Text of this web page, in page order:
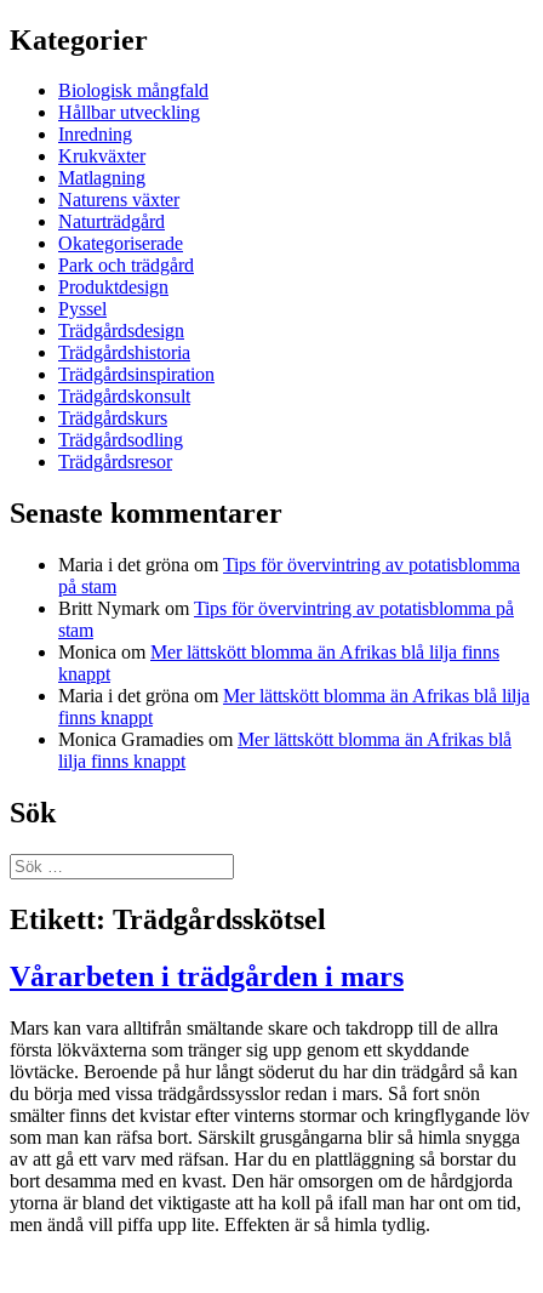
Kategorier
Biologisk mångfald
Hållbar utveckling
Inredning
Krukväxter
Matlagning
Naturens växter
Naturträdgård
Okategoriserade
Park och trädgård
Produktdesign
Pyssel
Trädgårdsdesign
Trädgårdshistoria
Trädgårdsinspiration
Trädgårdskonsult
Trädgårdskurs
Trädgårdsodling
Trädgårdsresor
Senaste kommentarer
Maria i det gröna om Tips för övervintring av potatisblomma
på stam
Britt Nymark om Tips för övervintring av potatisblomma på
stam
Monica om Mer lättskött blomma än Afrikas blå lilja finns
knappt
Maria i det gröna om Mer lättskött blomma än Afrikas blå lilja
finns knappt
Monica Gramadies om Mer lättskött blomma än Afrikas blå
lilja finns knappt
Sök
Sök
efter:
Etikett: Trädgårdsskötsel
Vårarbeten i trädgården i mars
Mars kan vara alltifrån smältande skare och takdropp till de allra
första lökväxterna som tränger sig upp genom ett skyddande
lövtäcke. Beroende på hur långt söderut du har din trädgård så kan
du börja med vissa trädgårdssysslor redan i mars. Så fort snön
smälter finns det kvistar efter vinterns stormar och kringflygande löv
som man kan räfsa bort. Särskilt grusgångarna blir så himla snygga
av att gå ett varv med räfsan. Har du en plattläggning så borstar du
bort desamma med en kvast. Den här omsorgen om de hårdgjorda
ytorna är bland det viktigaste att ha koll på ifall man har ont om tid,
men ändå vill piffa upp lite. Effekten är så himla tydlig.